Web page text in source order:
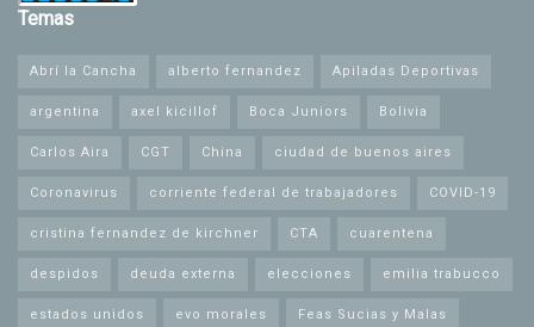
Temas
Abrí la Cancha alberto fernandez Apiladas Deportivas
argentina axel kicillof Boca Juniors Bolivia
Carlos Aira CGT China ciudad de buenos aires
Coronavirus corriente federal de trabajadores COVID-19
cristina fernandez de kirchner CTA cuarentena
despidos deuda externa elecciones emilia trabucco
estados unidos evo morales Feas Sucias y Malas